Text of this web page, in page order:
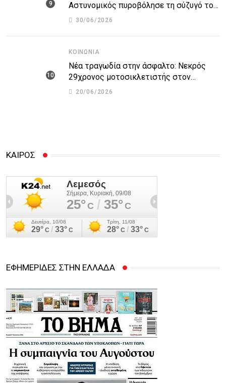
Αστυνομικός πυροβόλησε τη σύζυγό του
και αυτοκτόνησε
30/06/2026
ΚΟΙΝΩΝΊΑ
Νέα τραγωδία στην άσφαλτο: Νεκρός
29χρονος μοτοσικλετιστής στον
αυτοκινητόδρομο Πάφου – Λεμεσού
20/06/2026
ΚΑΙΡΟΣ
ΕΦΗΜΕΡΙΔΕΣ ΣΤΗΝ ΕΛΛΑΔΑ